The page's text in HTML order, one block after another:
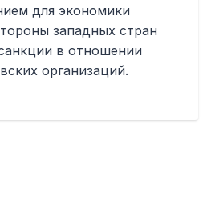
для экономики
западных стран
в отношении
организаций.